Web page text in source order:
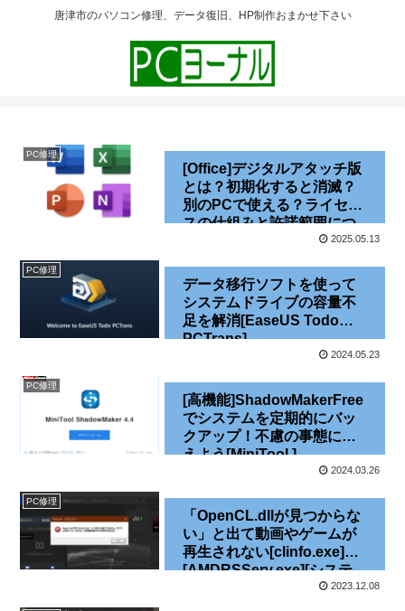
唐津市のパソコン修理、データ復旧、HP制作おまかせ下さい
PC修理
[Office]デジタルアタッチ版
とは？初期化すると消滅？
別のPCで使える？ライセン
スの仕組みと許諾範囲につ
いて[DA版][バンドル版]2025.05.13
PC修理
データ移行ソフトを使って
システムドライブの容量不
足を解消[EaseUS Todo
PCTrans]
2024.05.23
PC修理
[高機能]ShadowMakerFree
でシステムを定期的にバッ
クアップ！不慮の事態に備
えよう[MiniTool ]
2024.03.26
PC修理
「OpenCL.dllが見つからな
い」と出て動画やゲームが
再生されない[clinfo.exe]
[AMDRSServ.exe][システ
2023.12.08